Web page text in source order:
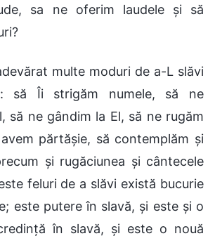
sa ne oferim laudele și să
multe moduri de a-L slăvi
să Îi strigăm numele, să ne
să ne gândim la El, să ne rugăm
părtășie, să contemplăm și
și rugăciunea și cântecele
feluri de a slăvi există bucurie
este putere în slavă, și este și o
în slavă, și este o nouă